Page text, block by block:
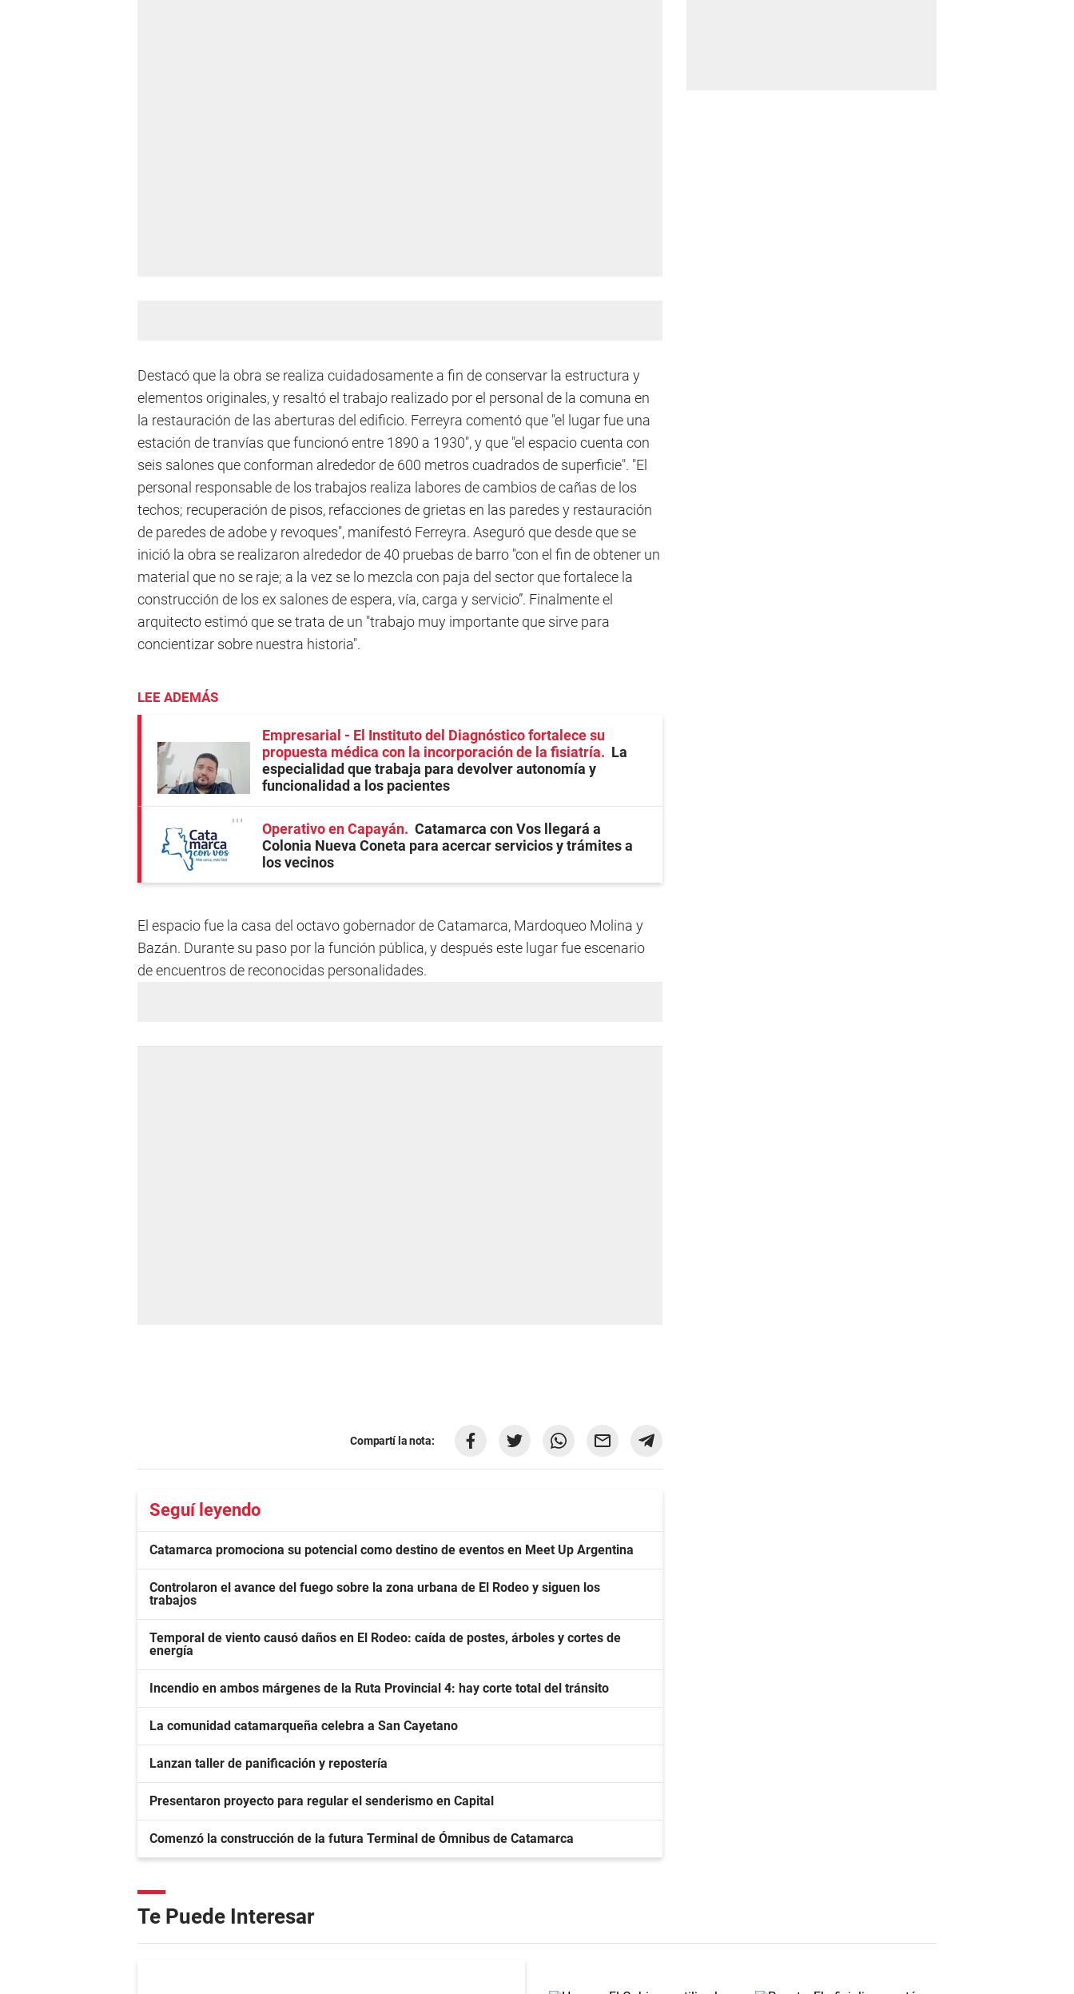
Destacó que la obra se realiza cuidadosamente a fin de conservar la estructura y
elementos originales, y resaltó el trabajo realizado por el personal de la comuna en
la restauración de las aberturas del edificio. Ferreyra comentó que "el lugar fue una
estación de tranvías que funcionó entre 1890 a 1930", y que "el espacio cuenta con
seis salones que conforman alrededor de 600 metros cuadrados de superficie". "El
personal responsable de los trabajos realiza labores de cambios de cañas de los
techos; recuperación de pisos, refacciones de grietas en las paredes y restauración
de paredes de adobe y revoques", manifestó Ferreyra. Aseguró que desde que se
inició la obra se realizaron alrededor de 40 pruebas de barro "con el fin de obtener un
material que no se raje; a la vez se lo mezcla con paja del sector que fortalece la
construcción de los ex salones de espera, vía, carga y servicio”. Finalmente el
arquitecto estimó que se trata de un "trabajo muy importante que sirve para
concientizar sobre nuestra historia".
LEE ADEMÁS
Empresarial - El Instituto del Diagnóstico fortalece su
propuesta médica con la incorporación de la fisiatría
La
especialidad que trabaja para devolver autonomía y
funcionalidad a los pacientes
Operativo en Capayán
Catamarca con Vos llegará a
Colonia Nueva Coneta para acercar servicios y trámites a
los vecinos
El espacio fue la casa del octavo gobernador de Catamarca, Mardoqueo Molina y
Bazán. Durante su paso por la función pública, y después este lugar fue escenario
de encuentros de reconocidas personalidades.
Compartí la nota:
Seguí leyendo
Catamarca promociona su potencial como destino de eventos en Meet Up Argentina
Controlaron el avance del fuego sobre la zona urbana de El Rodeo y siguen los
trabajos
Temporal de viento causó daños en El Rodeo: caída de postes, árboles y cortes de
energía
Incendio en ambos márgenes de la Ruta Provincial 4: hay corte total del tránsito
La comunidad catamarqueña celebra a San Cayetano
Lanzan taller de panificación y repostería
Presentaron proyecto para regular el senderismo en Capital
Comenzó la construcción de la futura Terminal de Ómnibus de Catamarca
Te Puede Interesar